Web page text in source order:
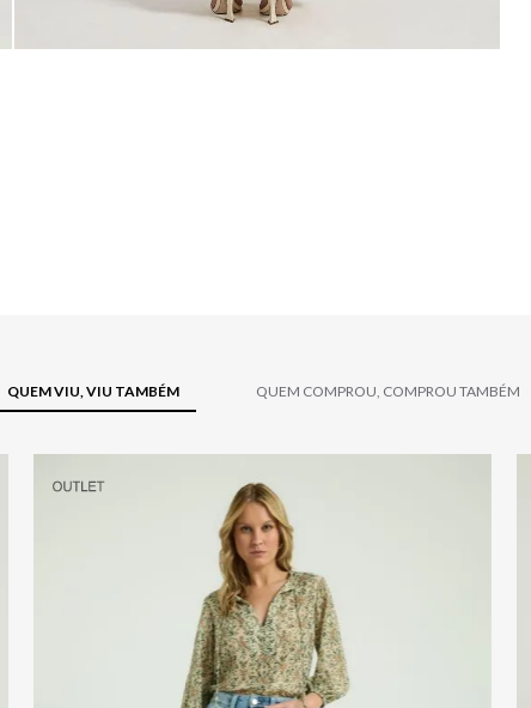
QUEM VIU, VIU TAMBÉM QUEM COMPROU, COMPROU TAMBÉM